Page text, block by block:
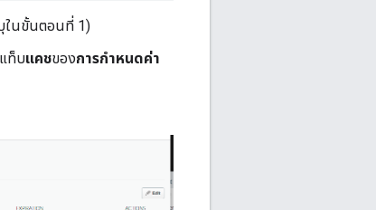
บุในขั้นตอนที่ 1)
ท็บแคชของการกำหนดค่า